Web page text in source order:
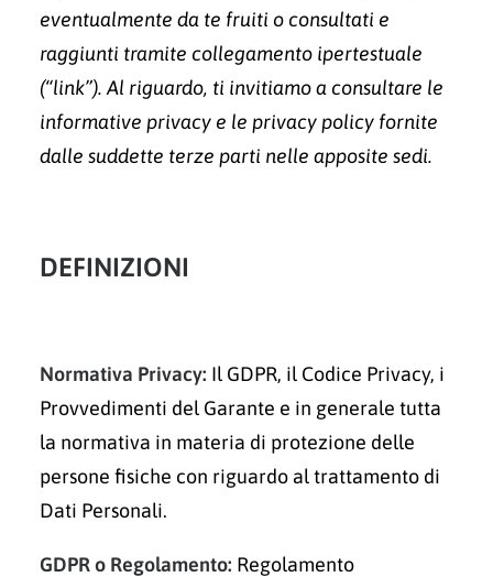
eventualmente da te fruiti o consultati e
raggiunti tramite collegamento ipertestuale
(“link”). Al riguardo, ti invitiamo a consultare le
informative privacy e le privacy policy fornite
dalle suddette terze parti nelle apposite sedi.
DEFINIZIONI
Normativa Privacy: Il GDPR, il Codice Privacy, i
Provvedimenti del Garante e in generale tutta
la normativa in materia di protezione delle
persone fisiche con riguardo al trattamento di
Dati Personali.
GDPR o Regolamento: Regolamento